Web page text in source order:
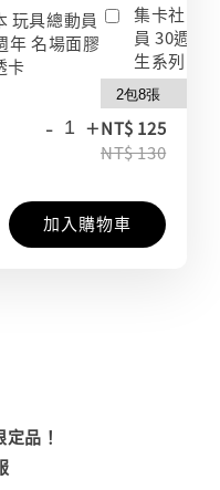
玩具總動員
年 名場面膠
卡
- +
集卡社 玩
員 30週年
生系列 收
NT$ 125
NT$ 130
加入購物車
品！